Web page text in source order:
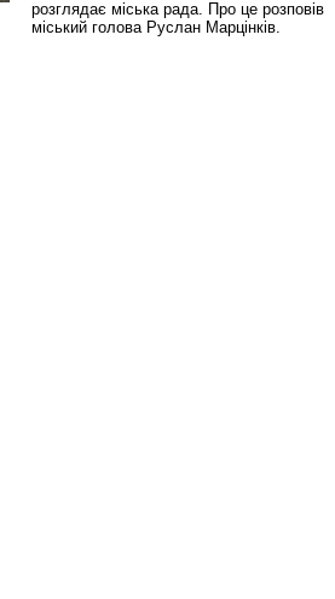
розглядає міська рада. Про це розповів
міський голова Руслан Марцінків.